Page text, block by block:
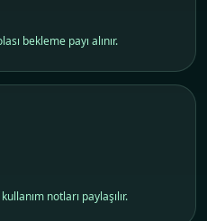
bekleme payı alınır.
notları paylaşılır.